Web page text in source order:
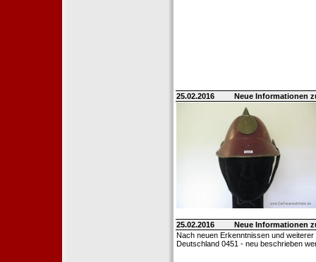
25.02.2016 Neue Informationen
25.02.2016
Neue Informationen
Nach neuen Erkenntnissen und
Deutschland 0451 - neu beschrieben